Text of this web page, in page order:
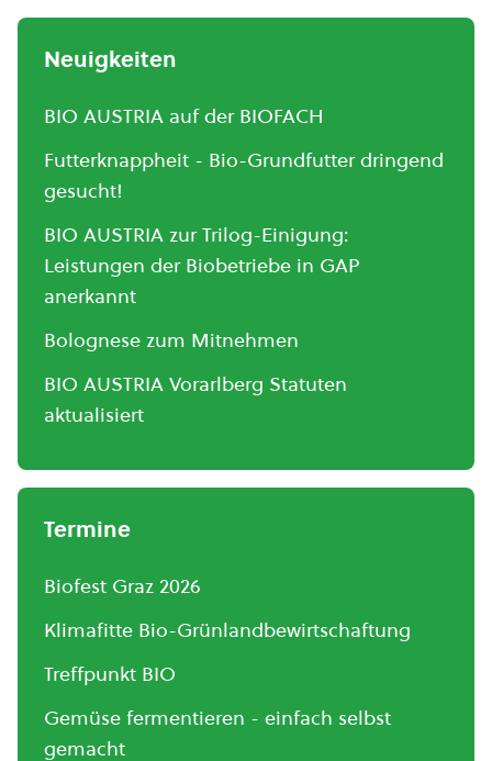
Neuigkeiten
BIO AUSTRIA auf der BIOFACH
Futterknappheit - Bio-Grundfutter dringend
gesucht!
BIO AUSTRIA zur Trilog-Einigung:
Leistungen der Biobetriebe in GAP
anerkannt
Bolognese zum Mitnehmen
BIO AUSTRIA Vorarlberg Statuten
aktualisiert
Termine
Biofest Graz 2026
Klimafitte Bio-Grünlandbewirtschaftung
Treffpunkt BIO
Gemüse fermentieren - einfach selbst
gemacht